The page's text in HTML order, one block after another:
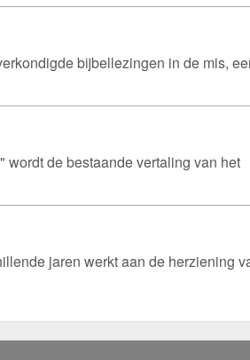
bijbellezingen in de mis,
de bestaande vertaling van het
jaren werkt aan de herziening